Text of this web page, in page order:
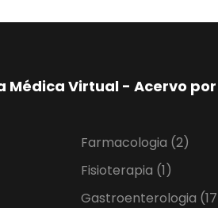
Médica Virtual - Acervo
Farmacologia (2)
Fisioterapia (1)
Gastroenterologia